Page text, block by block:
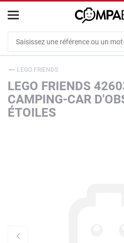
LEGO FRIENDS
LEGO FRIENDS
CAMPING-CAR
ÉTOILES
Cookies management panel